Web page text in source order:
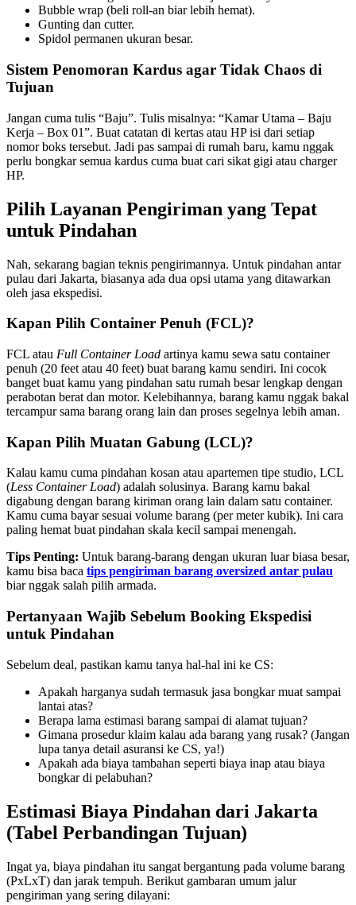
Bubble wrap (beli roll-an biar lebih hemat).
Gunting dan cutter.
Spidol permanen ukuran besar.
Sistem Penomoran Kardus agar Tidak Chaos di
Tujuan
Jangan cuma tulis “Baju”. Tulis misalnya: “Kamar Utama – Baju
Kerja – Box 01”. Buat catatan di kertas atau HP isi dari setiap
nomor boks tersebut. Jadi pas sampai di rumah baru, kamu nggak
perlu bongkar semua kardus cuma buat cari sikat gigi atau charger
HP.
Pilih Layanan Pengiriman yang Tepat
untuk Pindahan
Nah, sekarang bagian teknis pengirimannya. Untuk pindahan antar
pulau dari Jakarta, biasanya ada dua opsi utama yang ditawarkan
oleh jasa ekspedisi.
Kapan Pilih Container Penuh (FCL)?
FCL atau Full Container Load artinya kamu sewa satu container
penuh (20 feet atau 40 feet) buat barang kamu sendiri. Ini cocok
banget buat kamu yang pindahan satu rumah besar lengkap dengan
perabotan berat dan motor. Kelebihannya, barang kamu nggak bakal
tercampur sama barang orang lain dan proses segelnya lebih aman.
Kapan Pilih Muatan Gabung (LCL)?
Kalau kamu cuma pindahan kosan atau apartemen tipe studio, LCL
(Less Container Load) adalah solusinya. Barang kamu bakal
digabung dengan barang kiriman orang lain dalam satu container.
Kamu cuma bayar sesuai volume barang (per meter kubik). Ini cara
paling hemat buat pindahan skala kecil sampai menengah.
Tips Penting: Untuk barang-barang dengan ukuran luar biasa besar,
kamu bisa baca tips pengiriman barang oversized antar pulau
biar nggak salah pilih armada.
Pertanyaan Wajib Sebelum Booking Ekspedisi
untuk Pindahan
Sebelum deal, pastikan kamu tanya hal-hal ini ke CS:
Apakah harganya sudah termasuk jasa bongkar muat sampai
lantai atas?
Berapa lama estimasi barang sampai di alamat tujuan?
Gimana prosedur klaim kalau ada barang yang rusak? (Jangan
lupa tanya detail asuransi ke CS, ya!)
Apakah ada biaya tambahan seperti biaya inap atau biaya
bongkar di pelabuhan?
Estimasi Biaya Pindahan dari Jakarta
(Tabel Perbandingan Tujuan)
Ingat ya, biaya pindahan itu sangat bergantung pada volume barang
(PxLxT) dan jarak tempuh. Berikut gambaran umum jalur
pengiriman yang sering dilayani: